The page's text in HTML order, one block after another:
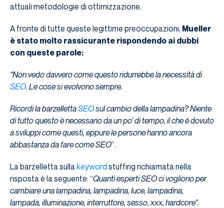
attuali metodologie di ottimizzazione.
A fronte di tutte queste legittime preoccupazioni, Mueller
è stato molto rassicurante rispondendo ai dubbi
con queste parole:
“Non vedo davvero come questo ridurrebbe la necessità di
SEO. Le cose si evolvono sempre.
Ricordi la barzellettaSEOsul cambio della lampadina? Niente
di tutto questo è necessario da un po’ di tempo, il che è dovuto
a sviluppi come questi, eppure le persone hanno ancora
abbastanza da fare come SEO”.
La barzelletta sulla keyword stuffing richiamata nella
risposta è la seguente: “Quanti esperti SEO ci vogliono per
cambiare una lampadina, lampadina, luce, lampadina,
lampada, illuminazione, interruttore, sesso, xxx, hardcore”.